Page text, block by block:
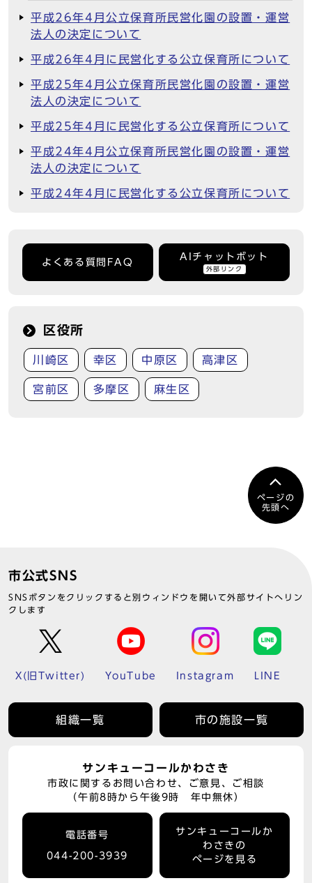
平成26年4月公立保育所民営化園の設置・運営
法人の決定について
平成26年4月に民営化する公立保育所について
平成25年4月公立保育所民営化園の設置・運営
法人の決定について
平成25年4月に民営化する公立保育所について
平成24年4月公立保育所民営化園の設置・運営
法人の決定について
平成24年4月に民営化する公立保育所について
よくある質問FAQ
AIチャットボット
外部リンク
区役所
川崎区 幸区 中原区 高津区
宮前区 多摩区 麻生区
ページの
先頭へ
市公式SNS
SNSボタンをクリックすると別ウィンドウを開いて外部サイトへリン
クします
X(旧Twitter) YouTube Instagram LINE
組織一覧 市の施設一覧
サンキューコールかわさき
市政に関するお問い合わせ、ご意見、ご相談
（午前8時から午後9時 年中無休）
電話番号
044-200-3939
サンキューコールか
わさきの
ページを見る